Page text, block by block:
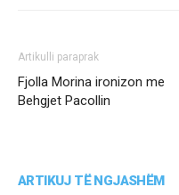
Artikulli paraprak
Fjolla Morina ironizon me
Behgjet Pacollin
ARTIKUJ TË NGJASHËM